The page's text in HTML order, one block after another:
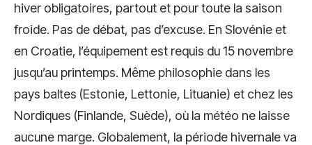
hiver obligatoires, partout et pour toute la saison
froide. Pas de débat, pas d’excuse. En Slovénie et
en Croatie, l’équipement est requis du 15 novembre
jusqu’au printemps. Même philosophie dans les
pays baltes (Estonie, Lettonie, Lituanie) et chez les
Nordiques (Finlande, Suède), où la météo ne laisse
aucune marge. Globalement, la période hivernale va